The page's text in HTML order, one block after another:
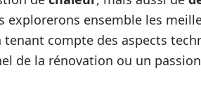
explorerons ensemble les
tenant compte des aspects
de la rénovation ou un